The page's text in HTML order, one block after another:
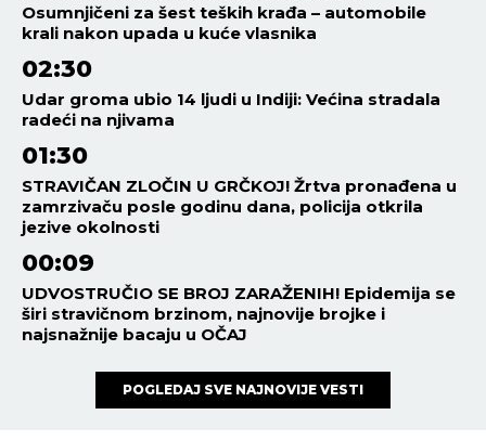
Osumnjičeni za šest teških krađa – automobile
krali nakon upada u kuće vlasnika
02:30
Udar groma ubio 14 ljudi u Indiji: Većina stradala
radeći na njivama
01:30
STRAVIČAN ZLOČIN U GRČKOJ! Žrtva pronađena u
zamrzivaču posle godinu dana, policija otkrila
jezive okolnosti
00:09
UDVOSTRUČIO SE BROJ ZARAŽENIH! Epidemija se
širi stravičnom brzinom, najnovije brojke i
najsnažnije bacaju u OČAJ
POGLEDAJ SVE NAJNOVIJE VESTI